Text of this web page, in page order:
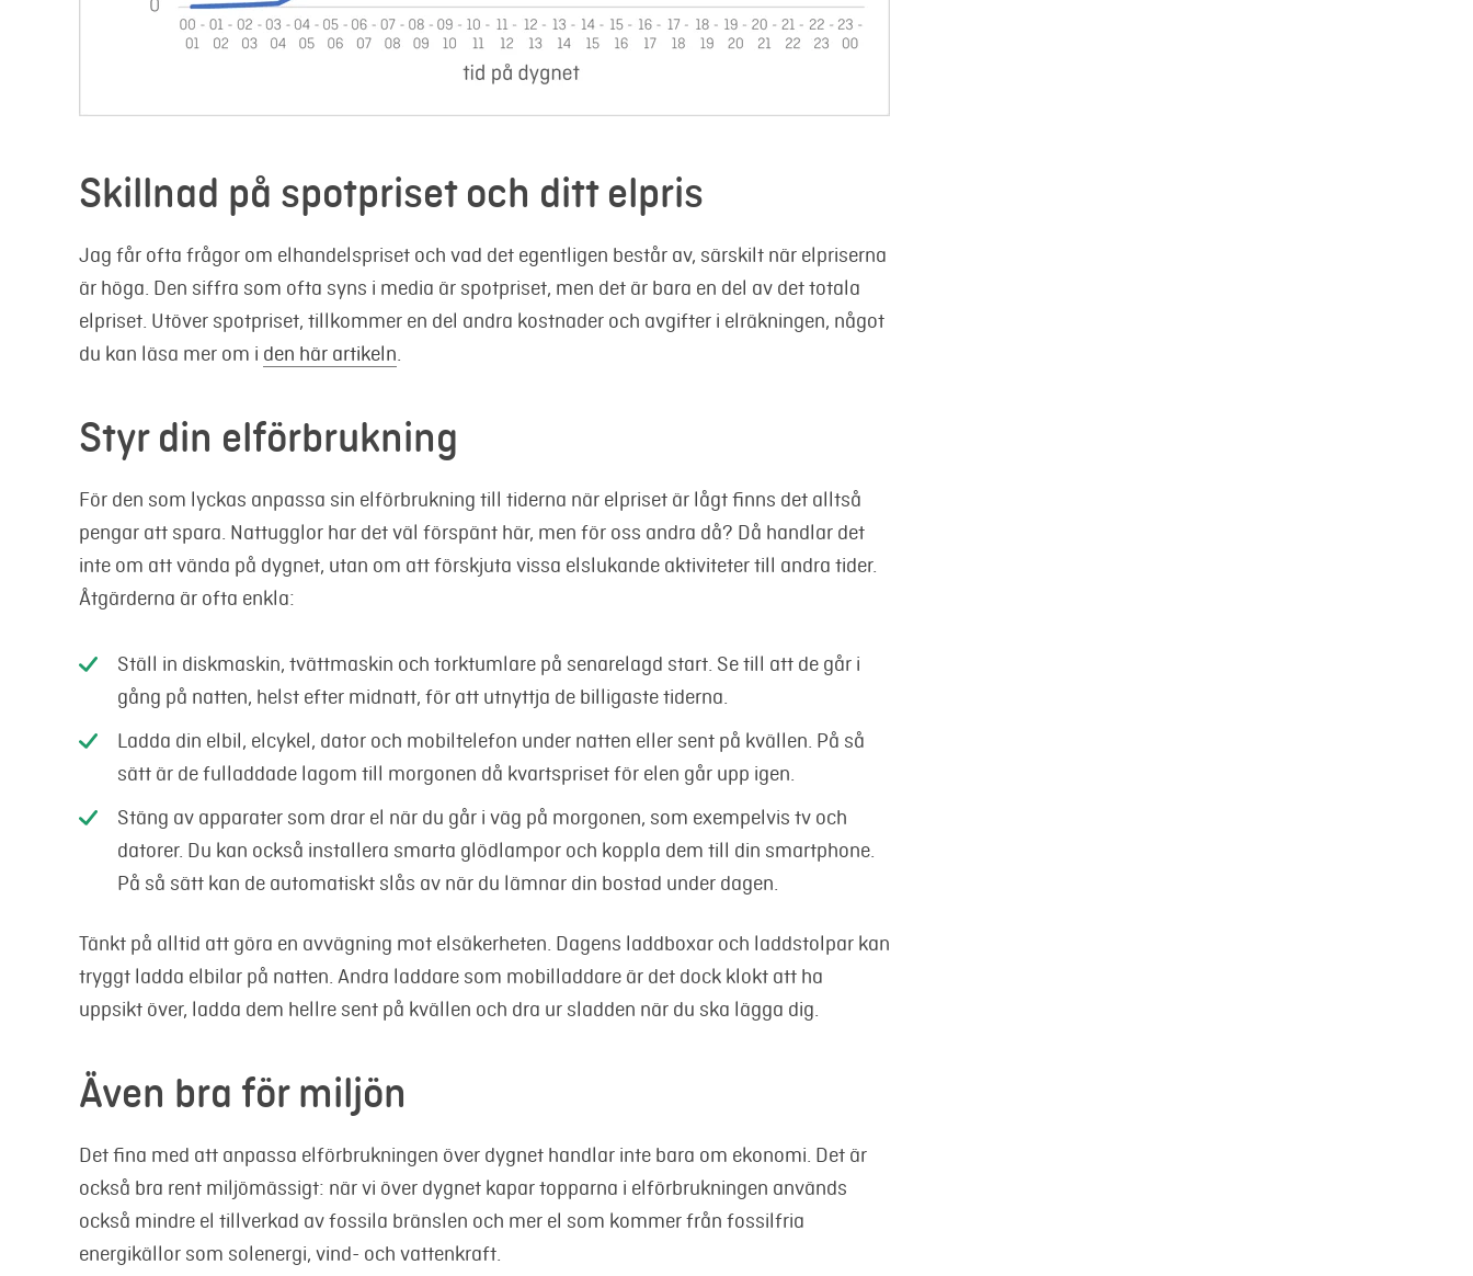
Skillnad på spotpriset och ditt elpris
Jag får ofta frågor om elhandelspriset och vad det egentligen består av, särskilt när elpriserna
är höga. Den siffra som ofta syns i media är spotpriset, men det är bara en del av det totala
elpriset. Utöver spotpriset, tillkommer en del andra kostnader och avgifter i elräkningen, något
du kan läsa mer om i den här artikeln.
Styr din elförbrukning
För den som lyckas anpassa sin elförbrukning till tiderna när elpriset är lågt finns det alltså
pengar att spara. Nattugglor har det väl förspänt här, men för oss andra då? Då handlar det
inte om att vända på dygnet, utan om att förskjuta vissa elslukande aktiviteter till andra tider.
Åtgärderna är ofta enkla:
Ställ in diskmaskin, tvättmaskin och torktumlare på senarelagd start. Se till att de går i
gång på natten, helst efter midnatt, för att utnyttja de billigaste tiderna.
Ladda din elbil, elcykel, dator och mobiltelefon under natten eller sent på kvällen. På så
sätt är de fulladdade lagom till morgonen då kvartspriset för elen går upp igen.
Stäng av apparater som drar el när du går i väg på morgonen, som exempelvis tv och
datorer. Du kan också installera smarta glödlampor och koppla dem till din smartphone.
På så sätt kan de automatiskt slås av när du lämnar din bostad under dagen.
Tänkt på alltid att göra en avvägning mot elsäkerheten. Dagens laddboxar och laddstolpar kan
tryggt ladda elbilar på natten. Andra laddare som mobilladdare är det dock klokt att ha
uppsikt över, ladda dem hellre sent på kvällen och dra ur sladden när du ska lägga dig.
Även bra för miljön
Det fina med att anpassa elförbrukningen över dygnet handlar inte bara om ekonomi. Det är
också bra rent miljömässigt: när vi över dygnet kapar topparna i elförbrukningen används
också mindre el tillverkad av fossila bränslen och mer el som kommer från fossilfria
energikällor som solenergi, vind- och vattenkraft.